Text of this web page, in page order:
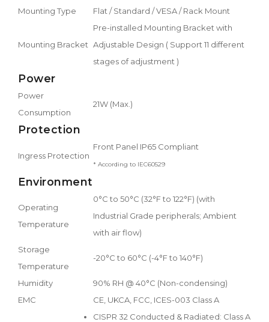
Mounting Type Flat / Standard / VESA / Rack Mount
Mounting Bracket
Pre-installed Mounting Bracket with
Adjustable Design ( Support 11 different
stages of adjustment )
Power
Power
Consumption
21W (Max.)
Protection
Ingress Protection
Front Panel IP65 Compliant
* According to IEC60529
Environment
Operating
Temperature
0°C to 50°C (32°F to 122°F) (with
Industrial Grade peripherals; Ambient
with air flow)
Storage
Temperature
-20°C to 60°C (-4°F to 140°F)
Humidity
90% RH @ 40°C (Non-condensing)
EMC
CE, UKCA, FCC, ICES-003 Class A
CISPR 32 Conducted & Radiated: Class A